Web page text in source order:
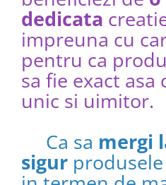
dedicata
impreuna cu
pentru ca
sa fie exact
unic si uimitor.​​​​​​
Ca sa mergi
sigur